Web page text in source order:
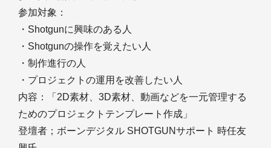
参加対象：
・Shotgunに興味のある人
・Shotgunの操作を覚えたい人
・制作進行の人
・プロジェクトの運用を改善したい人
内容：「2D素材、3D素材、動画などを一元管理する
ためのプロジェクトテンプレート作成」
登壇者；ボーンデジタル SHOTGUNサポート 時任友